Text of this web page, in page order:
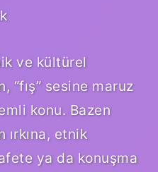
ve kültürel
“fış” sesine maruz
konu. Bazen
ırkına, etnik
ya da konuşma